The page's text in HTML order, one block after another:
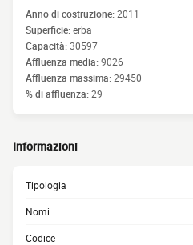
Anno di costruzione:2011
Superficie:erba
Capacità:30597
Affluenza media:9026
Affluenza massima:29450
% di affluenza:29
Informazioni
Tipologia
Nomi
Codice